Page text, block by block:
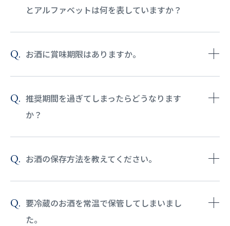
とアルファベットは何を表していますか？
お酒に賞味期限はありますか。
推奨期間を過ぎてしまったらどうなります
か？
お酒の保存方法を教えてください。
要冷蔵のお酒を常温で保管してしまいまし
た。